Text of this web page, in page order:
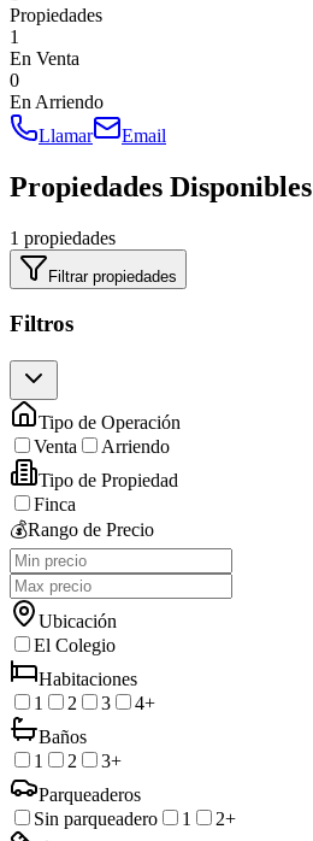
Propiedades
1
En Venta
0
En Arriendo
Llamar
Email
Propiedades Disponibles
1 propiedades
Filtrar propiedades
Filtros
Tipo de Operación
Venta
Arriendo
Tipo de Propiedad
Finca
💰Rango de Precio
Ubicación
El Colegio
Habitaciones
1
2 3
4+
Baños
1
2
3+
Parqueaderos
Sin parqueadero
1
2+